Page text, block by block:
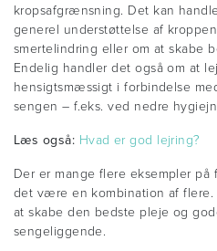
kropsafgrænsning. Det kan
generel understøttelse af
smertelindring eller om at skabe
Endelig handler det også om at
hensigtsmæssigt i forbindelse
sengen – f.eks. ved nedre
Læs også: Hvad er god lejring?
Der er mange flere eksempler
det være en kombination af flere.
at skabe den bedste pleje og
sengeliggende.